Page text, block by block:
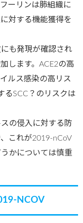
ーリンは肺組織に
対する機能獲得を
も発現が確認され
します。ACE2の高
ルス感染の高リス
るSCC？のリスクは
の侵入に対する防
これが2019-nCoV
かについては慎重
NCOV